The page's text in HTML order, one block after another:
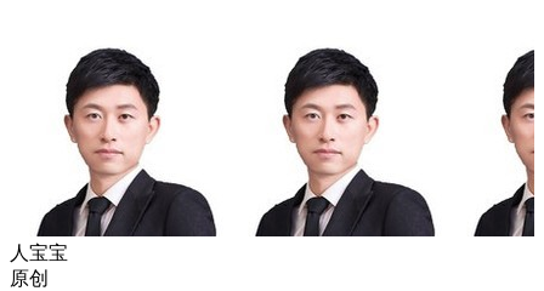
人宝宝
原创